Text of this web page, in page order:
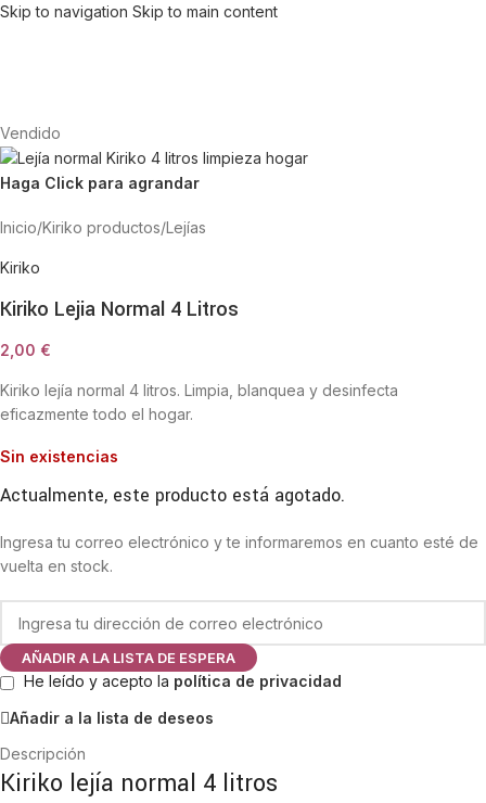
Skip to navigation Skip to main content
Vendido
Haga Click para agrandar
Inicio/Kiriko productos/Lejías
Kiriko
Kiriko Lejia Normal 4 Litros
2,00 €
Kiriko lejía normal 4 litros. Limpia, blanquea y desinfecta
eficazmente todo el hogar.
Sin existencias
Actualmente, este producto está agotado.
Ingresa tu correo electrónico y te informaremos en cuanto esté de
vuelta en stock.
AÑADIR A LA LISTA DE ESPERA
He leído y acepto la política de privacidad
Añadir a la lista de deseos
Descripción
Kiriko lejía normal 4 litros